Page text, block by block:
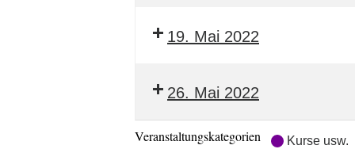
19. Mai 2022
26. Mai 2022
Veranstaltungskategorien Kurse usw.